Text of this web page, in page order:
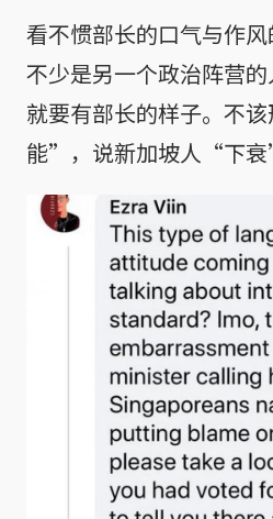
看不惯部长的口气与作
不少是另一个政治阵营
就要有部长的样子。不
能”，说新加坡人“下衰